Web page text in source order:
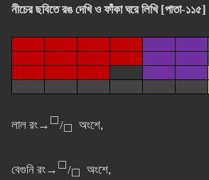
নীচের ছবিতে রঙ দেখি ও ফাঁকা ঘরে লিখি [পাতা-১১৫]
লাল রং→ ⬜/⬜ অংশে,
বেগুনি রং→ ⬜/⬜ অংশে,